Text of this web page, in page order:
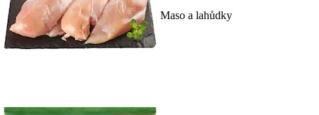
Maso a lahůdky